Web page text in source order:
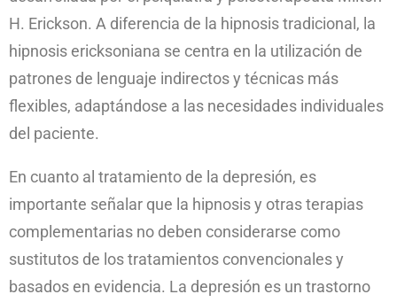
H. Erickson. A diferencia de la hipnosis tradicional, la
hipnosis ericksoniana se centra en la utilización de
patrones de lenguaje indirectos y técnicas más
flexibles, adaptándose a las necesidades individuales
del paciente.
En cuanto al tratamiento de la depresión, es
importante señalar que la hipnosis y otras terapias
complementarias no deben considerarse como
sustitutos de los tratamientos convencionales y
basados en evidencia. La depresión es un trastorno